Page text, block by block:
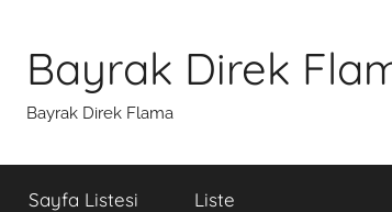
Bayrak Direk
Bayrak Direk Flama
Sayfa Listesi Liste